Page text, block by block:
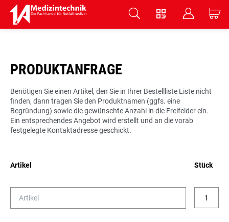
V B C
PRODUKTANFRAGE
Benötigen Sie einen Artikel, den Sie in Ihrer Bestellliste Liste nicht
finden, dann tragen Sie den Produktnamen (ggfs. eine
Begründung) sowie die gewünschte Anzahl in die Freifelder ein.
Ein entsprechendes Angebot wird erstellt und an die vorab
festgelegte Kontaktadresse geschickt.
Artikel Stück